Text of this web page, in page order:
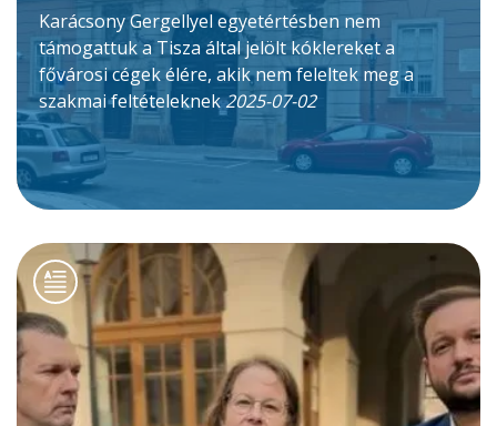
Karácsony Gergellyel egyetértésben nem
támogattuk a Tisza által jelölt kóklereket a
fővárosi cégek élére, akik nem feleltek meg a
szakmai feltételeknek2025-07-02